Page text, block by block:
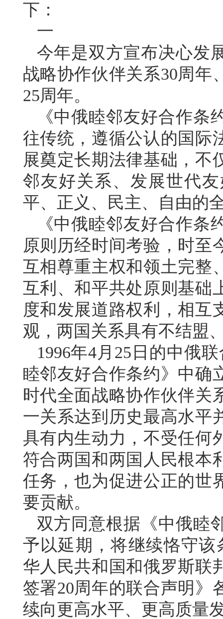
下：
一
今年是双方宣布决心发
战略协作伙伴关系30周年
25周年。
《中俄睦邻友好合作
往传统，遵循公认的国际
展奠定长期法律基础，不
邻友好关系、发展世代
平、正义、民主、自由的
《中俄睦邻友好合作
原则历经时间考验，时至
互相尊重主权和领土完整
互利、和平共处原则基础
度和发展道路权利，相互
观，两国关系具有不结盟
1996年4月25日的中俄
睦邻友好合作条约》中确
时代全面战略协作伙伴关
一关系达到历史最高水平
具有内生动力，不受任何
符合两国和两国人民根本
任务，也为促进公正的世
要贡献。
双方同意根据《中俄睦
予以延期，将继续恪守该
华人民共和国和俄罗斯联
签署20周年的联合声明》
续向更高水平、更高质量